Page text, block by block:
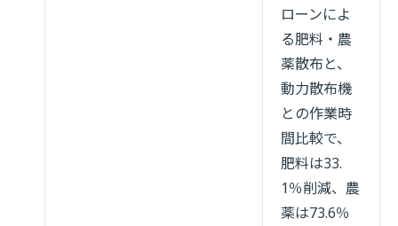
ローンによ
る肥料・農
薬散布と、
動力散布機
との作業時
間比較で、
肥料は33.
1％削減、農
薬は73.6％